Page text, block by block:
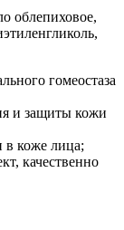
облепиховое,
гомеостаза
и защиты кожи
в коже лица;
качественно